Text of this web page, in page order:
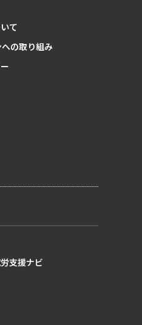
て
の取り組み
支援ナビ